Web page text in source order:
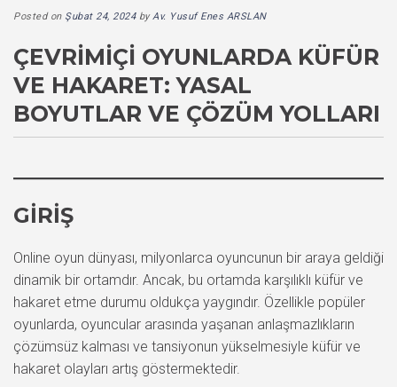
Posted on Şubat 24, 2024byAv. Yusuf Enes ARSLAN
ÇEVRIMIÇI OYUNLARDA KÜFÜR
VE HAKARET: YASAL
BOYUTLAR VE ÇÖZÜM YOLLARI
GIRIŞ
Online oyun dünyası, milyonlarca oyuncunun bir araya geldiği
dinamik bir ortamdır. Ancak, bu ortamda karşılıklı küfür ve
hakaret etme durumu oldukça yaygındır. Özellikle popüler
oyunlarda, oyuncular arasında yaşanan anlaşmazlıkların
çözümsüz kalması ve tansiyonun yükselmesiyle küfür ve
hakaret olayları artış göstermektedir.